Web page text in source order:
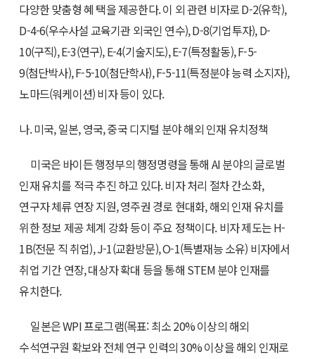
다양한 맞춤형 혜 택을 제공한다. 이 외 관련 비자로 D-2(유학),
D-4-6(우수사설 교육기관 외국인 연수), D-8(기업투자), D-
10(구직), E-3(연구), E-4(기술지도), E-7(특정활동), F-5-
9(첨단박사), F-5-10(첨단학사), F-5-11(특정분야 능력 소지자),
노마드(워케이션) 비자 등이 있다.
나. 미국, 일본, 영국, 중국 디지털 분야 해외 인재 유치정책
미국은 바이든 행정부의 행정명령을 통해 AI 분야의 글로벌
인재 유치를 적극 추진 하고 있다. 비자 처리 절차 간소화,
연구자 체류 연장 지원, 영주권 경로 현대화, 해외 인재 유치를
위한 정보 제공 체계 강화 등이 주요 정책이다. 비자 제도는 H-
1B(전문 직 취업), J-1(교환방문), O-1(특별재능 소유) 비자에서
취업 기간 연장, 대상자 확대 등을 통해 STEM 분야 인재를
유치한다.
일본은 WPI 프로그램(목표: 최소 20% 이상의 해외
수석연구원 확보와 전체 연구 인력의 30% 이상을 해외 인재로